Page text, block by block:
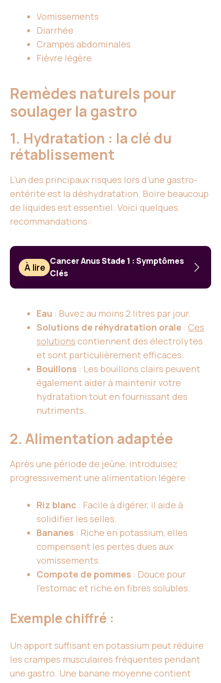
Vomissements
Diarrhée
Crampes abdominales
Fièvre légère
Remèdes naturels pour
soulager la gastro
1. Hydratation : la clé du
rétablissement
L’un des principaux risques lors d’une gastro-
entérite est la déshydratation. Boire beaucoup
de liquides est essentiel. Voici quelques
recommandations :
À lire
Cancer Anus Stade 1 : Symptômes
Clés
Eau : Buvez au moins 2 litres par jour.
Solutions de réhydratation orale : Ces
solutions contiennent des électrolytes
et sont particulièrement efficaces.
Bouillons : Les bouillons clairs peuvent
également aider à maintenir votre
hydratation tout en fournissant des
nutriments.
2. Alimentation adaptée
Après une période de jeûne, introduisez
progressivement une alimentation légère :
Riz blanc : Facile à digérer, il aide à
solidifier les selles.
Bananes : Riche en potassium, elles
compensent les pertes dues aux
vomissements.
Compote de pommes : Douce pour
l’estomac et riche en fibres solubles.
Exemple chiffré :
Un apport suffisant en potassium peut réduire
les crampes musculaires fréquentes pendant
une gastro. Une banane moyenne contient